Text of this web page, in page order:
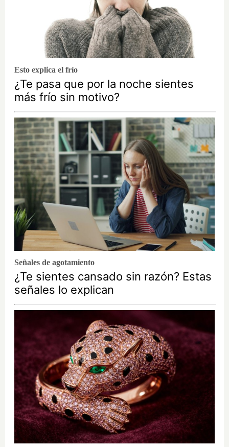
Esto explica el frío
¿Te pasa que por la noche sientes
más frío sin motivo?
Señales de agotamiento
¿Te sientes cansado sin razón? Estas
señales lo explican